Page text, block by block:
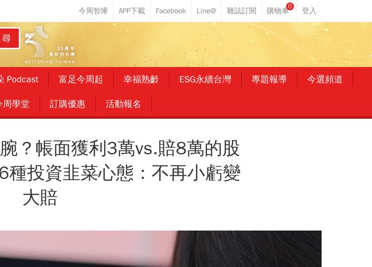
0
Podcast 富足今周起 幸福熟齡 ESG永續台灣 專題報導 今選頻道
周學堂 訂購優惠 活動報名
？帳面獲利3萬vs.賠8萬的股
種投資韭菜心態：不再小虧變
大賠